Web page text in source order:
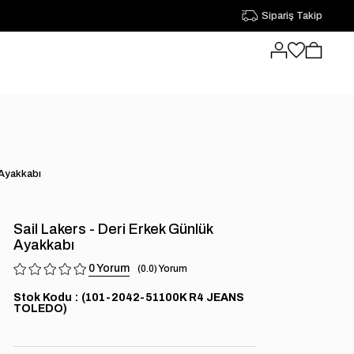
Sipariş Takip
Sail Lakers - Deri Erkek Günlük
Ayakkabı
0 0.0
Stok Kodu
(101-2042-51100K R4 JEANS
TOLEDO)